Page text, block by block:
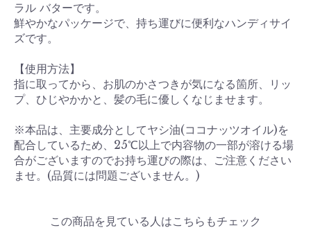
ラル バターです。
鮮やかなパッケージで、持ち運びに便利なハンディサイ
ズです。
【使用方法】
指に取ってから、お肌のかさつきが気になる箇所、リッ
プ、ひじやかかと、髪の毛に優しくなじませます。
※本品は、主要成分としてヤシ油(ココナッツオイル)を
配合しているため、25℃以上で内容物の一部が溶ける場
合がございますのでお持ち運びの際は、ご注意ください
ませ。(品質には問題ございません。)
この商品を見ている人はこちらもチェック